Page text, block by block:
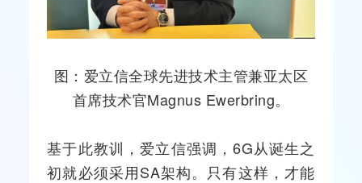
图：爱立信全球先进技术主管兼亚太区
首席技术官Magnus Ewerbring。
基于此教训，爱立信强调，6G从诞生之
初就必须采用SA架构。只有这样，才能